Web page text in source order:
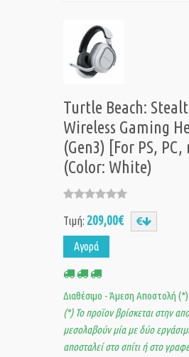
Turtle Beach:
Wireless Gaming
(Gen3) [For PS, PC,
(Color: White)
Τιμή: 209,00€
Αγορά
Διαθέσιμο - Άμεση Αποστολή (*)
(*) Το προϊον βρίσκεται στην
μεσολαβούν μία με δύο
αποσταλεί στο σπίτι ή στο